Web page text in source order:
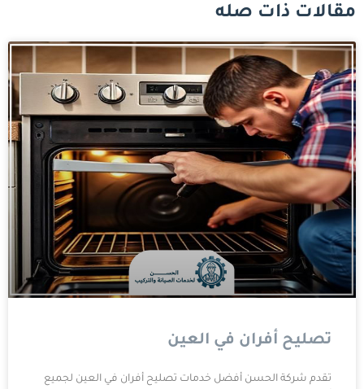
مقالات ذات صله
تصليح أفران في العين
تقدم شركة الحسن أفضل خدمات تصليح أفران في العين لجميع